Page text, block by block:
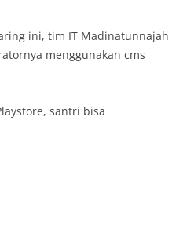
ini, tim IT Madinatunnajah
menggunakan cms
santri bisa